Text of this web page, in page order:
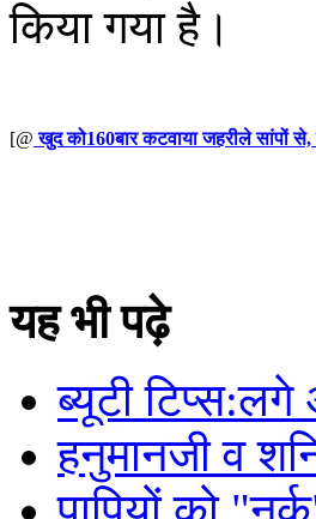
किया गया है।
[@ खुद को160बार कटवाया जहरीले सांपों से,
यह भी पढ़े
ब्यूटी
हनुमानजी व